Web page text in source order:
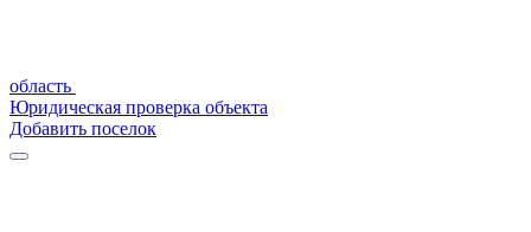
область
Юридическая проверка объекта
Добавить поселок